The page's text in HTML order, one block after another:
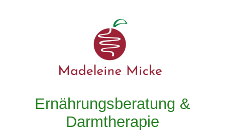
Ernährungsberatung &
Darmtherapie